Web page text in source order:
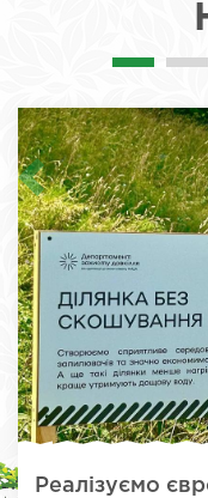
Реалізуємо